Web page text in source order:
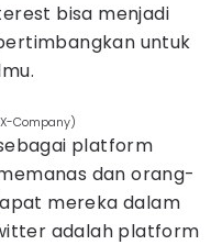
bisa menjadi
untuk
Company)
platform
dan orang-
mereka dalam
adalah platform